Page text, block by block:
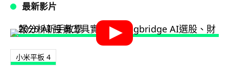
最新影片
小米平板 4